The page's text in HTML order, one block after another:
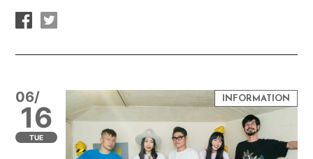
06/
16
TUE